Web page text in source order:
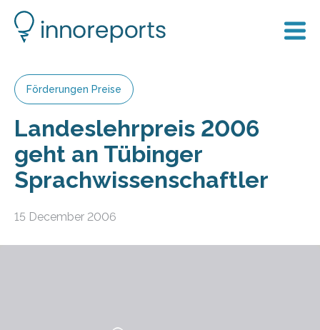
Förderungen Preise
Landeslehrpreis 2006
geht an Tübinger
Sprachwissenschaftler
15 December 2006